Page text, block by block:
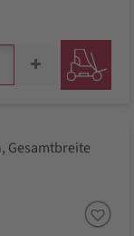
Gesamtbreite